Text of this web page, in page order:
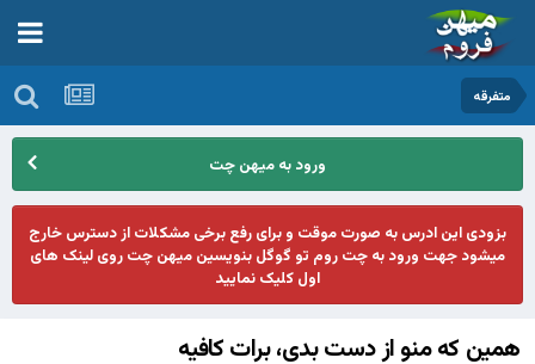
متفرقه
ورود به میهن چت
بزودی این ادرس به صورت موقت و برای رفع برخی مشکلات از دسترس خارج
میشود جهت ورود به چت روم تو گوگل بنویسین میهن چت روی لینک های
اول کلیک نمایید
همین که منو از دست بدی، برات کافیه